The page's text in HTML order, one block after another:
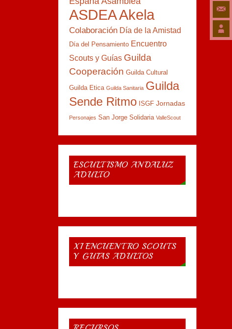
ASDEA Akela
Colaboración Día de la Amistad
Día del Pensamiento Encuentro
Scouts y Guías Guilda
Cooperación Guilda Cultural
Guilda Etica Guilda Sanitaria Guilda
Sende Ritmo ISGF Jornadas
Personajes San Jorge Solidaria ValleScout
ESCULTISMO ANDALUZ
ADULTO
XI ENCUENTRO SCOUTS
Y GUIAS ADULTOS